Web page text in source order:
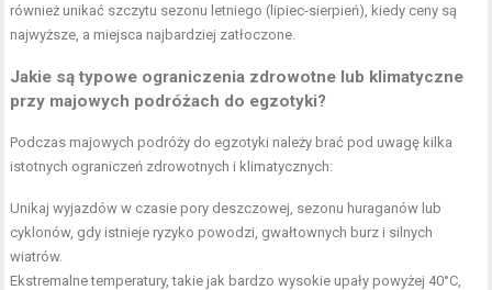
również unikać szczytu sezonu letniego (lipiec-sierpień), kiedy ceny są
najwyższe, a miejsca najbardziej zatłoczone.
Jakie są typowe ograniczenia zdrowotne lub klimatyczne
przy majowych podróżach do egzotyki?
Podczas majowych podróży do egzotyki należy brać pod uwagę kilka
istotnych ograniczeń zdrowotnych i klimatycznych:
Unikaj wyjazdów w czasie pory deszczowej, sezonu huraganów lub
cyklonów, gdy istnieje ryzyko powodzi, gwałtownych burz i silnych
wiatrów.
Ekstremalne temperatury, takie jak bardzo wysokie upały powyżej 40°C,